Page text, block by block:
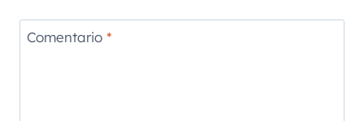
Comentario *